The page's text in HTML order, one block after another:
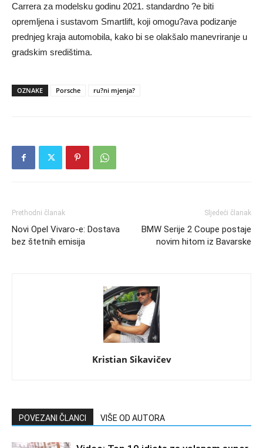
Carrera za modelsku godinu 2021. standardno ?e biti
opremljena i sustavom Smartlift, koji omogu?ava podizanje
prednjeg kraja automobila, kako bi se olakšalo manevriranje u
gradskim središtima.
OZNAKE Porsche ru?ni mjenja?
Prethodni članak
Novi Opel Vivaro-e: Dostava
bez štetnih emisija
Sljedeći članak
BMW Serije 2 Coupe postaje
novim hitom iz Bavarske
Kristian Sikavičev
POVEZANI ČLANCI VIŠE OD AUTORA